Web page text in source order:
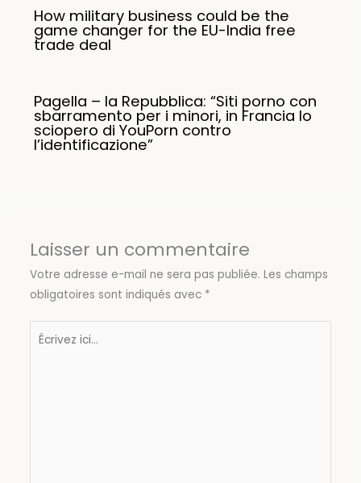
How military business could be the
game changer for the EU-India free
trade deal
Pagella – la Repubblica: “Siti porno con
sbarramento per i minori, in Francia lo
sciopero di YouPorn contro
l’identificazione”
Laisser un commentaire
Votre adresse e-mail ne sera pas publiée. Les champs
obligatoires sont indiqués avec *
Écrivez